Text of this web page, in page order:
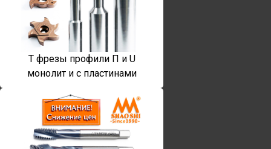
T фрезы профили П и U
монолит и с пластинами